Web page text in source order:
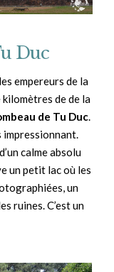
Duc
empereurs de la
kilomètres de de la
de Tu Duc.
impressionnant.
calme absolu
un petit lac où les
un
ruines. C’est un